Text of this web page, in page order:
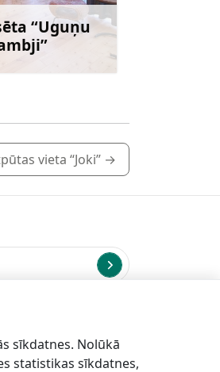
“Uguņu
Uzzināt vairāk
vieta “Joki” →
sīkdatnes. Nolūkā
statistikas sīkdatnes,